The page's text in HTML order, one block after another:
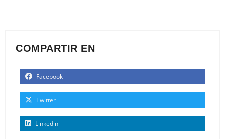
COMPARTIR EN
Facebook
Twitter
Linkedin